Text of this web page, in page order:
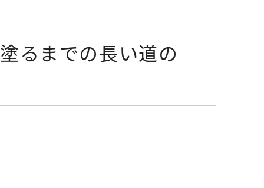
るまでの長い道の